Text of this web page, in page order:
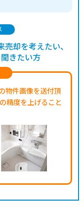
物件画像を送付頂
精度を上げること
却を考えたい、
きたい方